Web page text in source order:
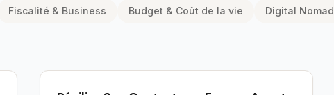
Fiscalité & Business Budget & Coût de la vie Digital Nomad